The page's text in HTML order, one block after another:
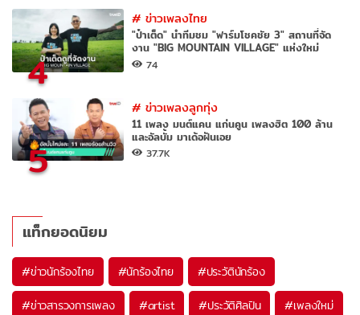
4
#ข่าวเพลงไทย
"ป๋าเต็ด" นำทีมชม "ฟาร์มโชคชัย 3" สถานที่จัด
งาน "BIG MOUNTAIN VILLAGE" แห่งใหม่
74
5
#ข่าวเพลงลูกทุ่ง
11 เพลง มนต์แคน แก่นคูน เพลงฮิต 100 ล้าน
และอัลบั้ม มาเด้อฝันเอย
37.7K
แท็กยอดนิยม
#ข่าวนักร้องไทย #นักร้องไทย #ประวัตินักร้อง
#ข่าวสารวงการเพลง #artist #ประวัติศิลปิน #เพลงใหม่